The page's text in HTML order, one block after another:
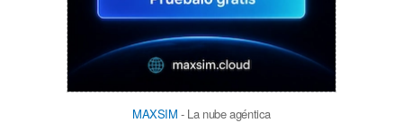
MAXSIM - La nube agéntica